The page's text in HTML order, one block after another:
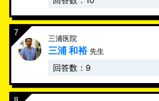
三浦医院
三浦 和裕 先生
回答数：9